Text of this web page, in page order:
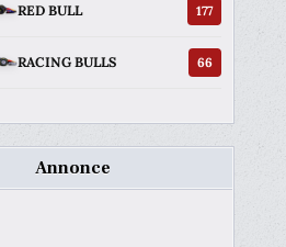
RED BULL 177
RACING BULLS 66
Annonce